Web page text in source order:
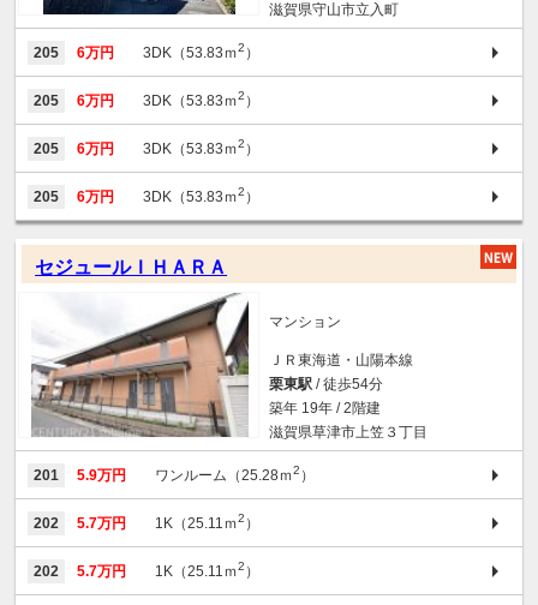
滋賀県守山市立入町
205 6万円 3DK（53.83ｍ2 ）
205 6万円 3DK（53.83ｍ2 ）
205 6万円 3DK（53.83ｍ2 ）
205 6万円 3DK（53.83ｍ2 ）
セジュールＩＨＡＲＡ
マンション
ＪＲ東海道・山陽本線
栗東駅 / 徒歩54分
築年 19年 / 2階建
滋賀県草津市上笠３丁目
201 5.9万円 ワンルーム（25.28ｍ2 ）
202 5.7万円 1K（25.11ｍ2 ）
202 5.7万円 1K（25.11ｍ2 ）